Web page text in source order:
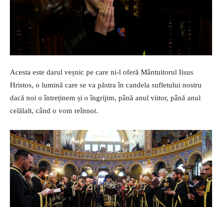
Acesta este darul veșnic pe care ni-l oferă Mântuitorul Iisus
Hristos, o lumină care se va păstra în candela sufletului nostru
dacă noi o întreținem și o îngrijim, până anul viitor, până anul
celălalt, când o vom reînnoi.